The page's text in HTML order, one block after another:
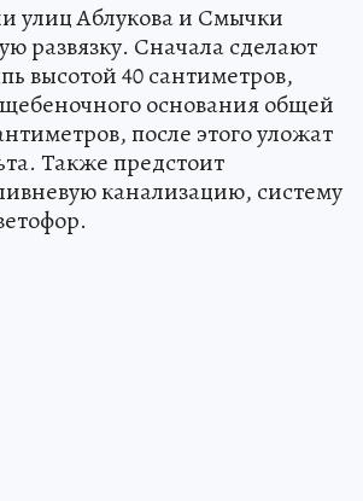
улиц Аблукова и Смычки
развязку. Сначала сделают
высотой 40 сантиметров,
щебеночного основания общей
после этого уложат
Также предстоит
канализацию, систему